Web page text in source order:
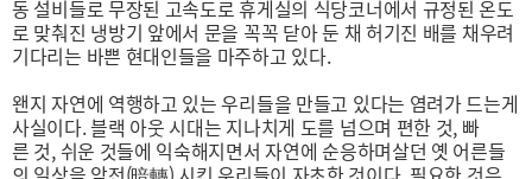
동 설비들로 무장된 고속도로 휴게실의 식당코너에서 규정된 온도
로 맞춰진 냉방기 앞에서 문을 꼭꼭 닫아 둔 채 허기진 배를 채우려
기다리는 바쁜 현대인들을 마주하고 있다.
왠지 자연에 역행하고 있는 우리들을 만들고 있다는 염려가 드는게
사실이다. 블랙 아웃 시대는 지나치게 도를 넘으며 편한 것, 빠
른 것, 쉬운 것들에 익숙해지면서 자연에 순응하며살던 옛 어른들